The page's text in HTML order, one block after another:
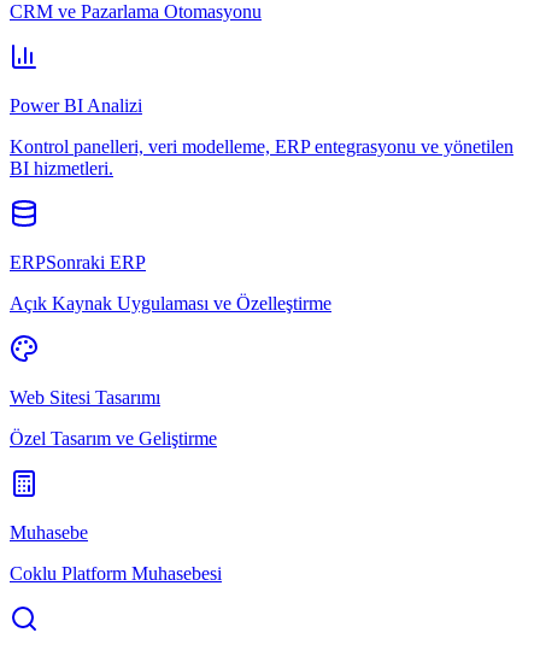
CRM ve Pazarlama Otomasyonu
Power BI Analizi
Kontrol panelleri, veri modelleme, ERP entegrasyonu ve yönetilen
BI hizmetleri.
ERPSonraki ERP
Açık Kaynak Uygulaması ve Özelleştirme
Web Sitesi Tasarımı
Özel Tasarım ve Geliştirme
Muhasebe
Coklu Platform Muhasebesi